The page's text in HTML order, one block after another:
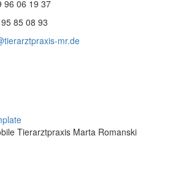
96 06 19 37
85 08 93
mr.de
Tierarztpraxis Marta Romanski